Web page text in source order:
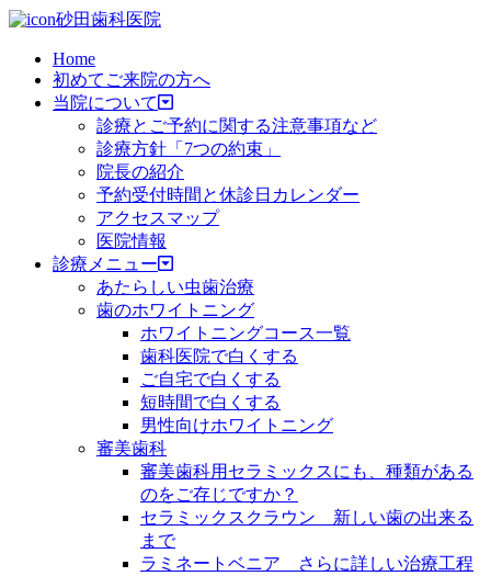
砂田歯科医院
Home
初めてご来院の方へ
当院について
診療とご予約に関する注意事項など
診療方針「7つの約束」
院長の紹介
予約受付時間と休診日カレンダー
アクセスマップ
医院情報
診療メニュー
あたらしい虫歯治療
歯のホワイトニング
ホワイトニングコース一覧
歯科医院で白くする
ご自宅で白くする
短時間で白くする
男性向けホワイトニング
審美歯科
審美歯科用セラミックスにも、種類がある
のをご存じですか？
セラミックスクラウン 新しい歯の出来る
まで
ラミネートベニア さらに詳しい治療工程